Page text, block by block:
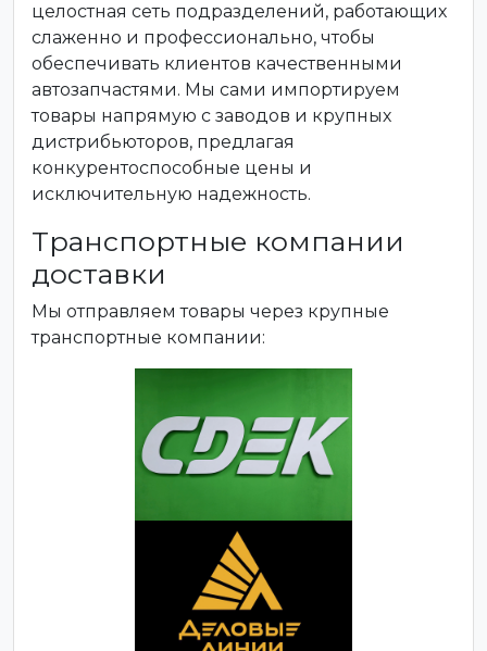
целостная сеть подразделений, работающих
слаженно и профессионально, чтобы
обеспечивать клиентов качественными
автозапчастями. Мы сами импортируем
товары напрямую с заводов и крупных
дистрибьюторов, предлагая
конкурентоспособные цены и
исключительную надежность.
Транспортные компании
доставки
Мы отправляем товары через крупные
транспортные компании: